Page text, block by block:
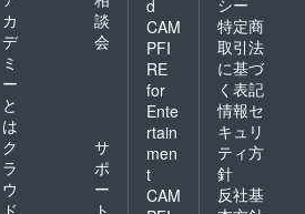
カ
デ
ミ
ー
と
は
談
会
ク
ラ
ウ
ド
サ
ポ
ー
ト
d
CAM
PFI
RE
for
Ente
rtain
men
t
CAM
特定商
取引法
に基づ
く表記
情報セ
キュリ
ティ方
針
反社基